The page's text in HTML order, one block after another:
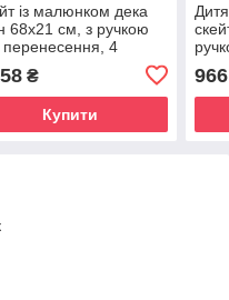
із малюнком дека
68х21 см, з ручкою
перенесення, 4
₴
Купити
966